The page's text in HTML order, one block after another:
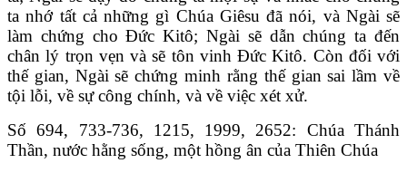
ta nhớ tất cả những gì Chúa Giêsu đã nói, và Ngài sẽ
làm chứng cho Đức Kitô; Ngài sẽ dẫn chúng ta đến
chân lý trọn vẹn và sẽ tôn vinh Đức Kitô. Còn đối với
thế gian, Ngài sẽ chứng minh rằng thế gian sai lầm về
tội lỗi, về sự công chính, và về việc xét xử.
Số 694, 733-736, 1215, 1999, 2652: Chúa Thánh
Thần, nước hằng sống, một hồng ân của Thiên Chúa